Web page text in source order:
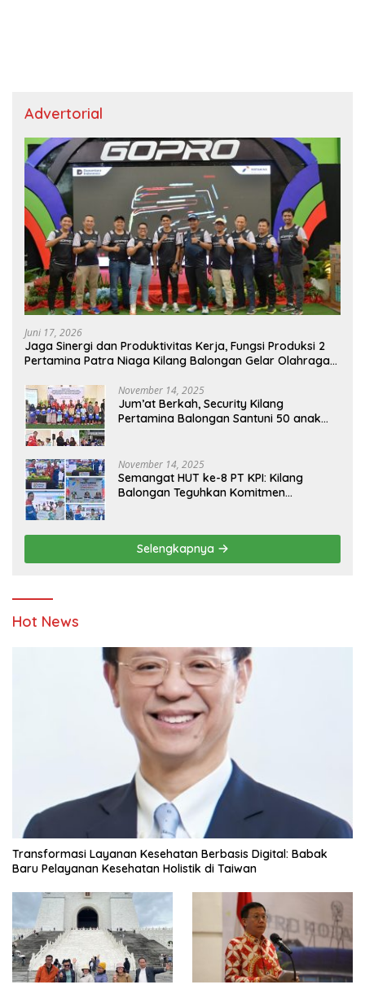
Advertorial
Juni 17, 2026
Jaga Sinergi dan Produktivitas Kerja, Fungsi Produksi 2
Pertamina Patra Niaga Kilang Balongan Gelar Olahraga
November 14, 2025
Jum’at Berkah, Security Kilang
Pertamina Balongan Santuni 50 anak
November 14, 2025
Semangat HUT ke-8 PT KPI: Kilang
Balongan Teguhkan Komitmen
Pendidikan
Selengkapnya
Hot News
Transformasi Layanan Kesehatan Berbasis Digital: Babak
Baru Pelayanan Kesehatan Holistik di Taiwan